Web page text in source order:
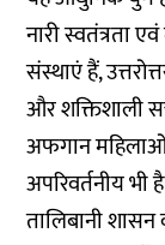
नारी स्वतंत्रता
संस्थाएं हैं,
और शक्तिशाली
अफगान महिलाओं
अपरिवर्तनीय भी
तालिबानी